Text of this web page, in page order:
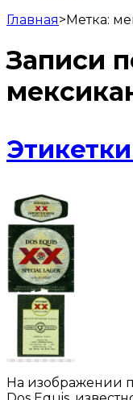
Главная>Метка:
Записи
На изображении